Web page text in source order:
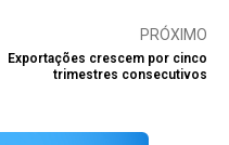
PRÓXIMO
Exportações crescem por cinco
trimestres consecutivos